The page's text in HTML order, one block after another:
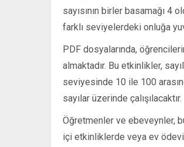
sayısının birler basamağı 4
farklı seviyelerdeki onluğa
PDF dosyalarında,
almaktadır. Bu etkinlikler,
seviyesinde 10 ile 100
sayılar üzerinde çalışılacaktır.
Öğretmenler ve ebeveynler,
içi etkinliklerde veya ev ödevi